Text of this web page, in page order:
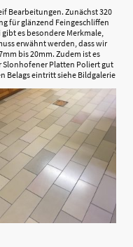
Bearbeitungen. Zunächst 320
für glänzend Feingeschliffen
es besondere Merkmale,
erwähnt werden, dass wir
bis 20mm. Zudem ist es
Slonhofener Platten Poliert gut
Belags eintritt siehe Bildgalerie